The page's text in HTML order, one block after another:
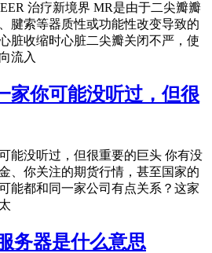
治疗新境界 MR是由于二尖瓣瓣
腱索等器质性或功能性改变导致的
脏收缩时心脏二尖瓣关闭不严，使
流入
家你可能没听过，但很
能没听过，但很重要的巨头 你有没
、你关注的期货行情，甚至国家的
能都和同一家公司有点关系？这家
务器是什么意思